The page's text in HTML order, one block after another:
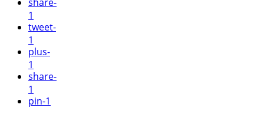
1
tweet-
1
plus-
1
share-
1
pin-1